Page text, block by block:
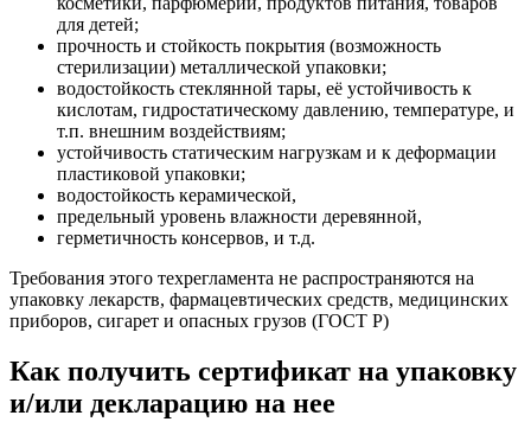
для детей;
прочность и стойкость покрытия (возможность
стерилизации) металлической упаковки;
водостойкость стеклянной тары, её устойчивость к
кислотам, гидростатическому давлению, температуре, и
т.п. внешним воздействиям;
устойчивость статическим нагрузкам и к деформации
пластиковой упаковки;
водостойкость керамической,
предельный уровень влажности деревянной,
герметичность консервов, и т.д.
Требования этого техрегламента не распространяются на
упаковку лекарств, фармацевтических средств, медицинских
приборов, сигарет и опасных грузов (ГОСТ Р)
Как получить сертификат на упаковку
и/или декларацию на нее